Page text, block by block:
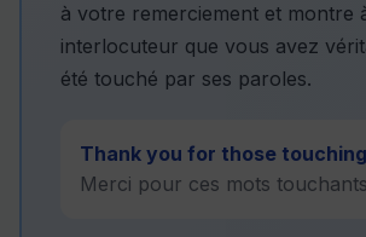
à votre remerciement et montre
interlocuteur que vous avez
été touché par ses paroles.
Thank you for those
Merci pour ces mots touchants